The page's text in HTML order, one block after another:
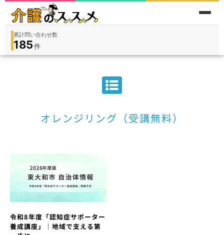
在宅 9,360
累計問い合わせ数
185件
オレンジリング（受講無料）
令和8年度「認知症サポーター
養成講座」｜地域で支える第